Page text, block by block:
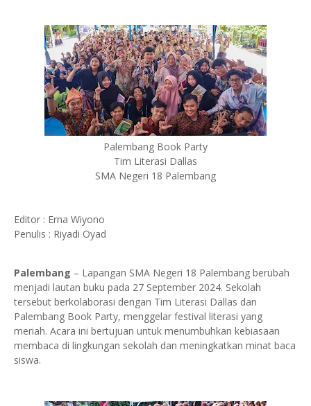
Palembang Book Party
Tim Literasi Dallas
SMA Negeri 18 Palembang
Editor : Erna Wiyono
Penulis : Riyadi Oyad
Palembang – Lapangan SMA Negeri 18 Palembang berubah
menjadi lautan buku pada 27 September 2024. Sekolah
tersebut berkolaborasi dengan Tim Literasi Dallas dan
Palembang Book Party, menggelar festival literasi yang
meriah. Acara ini bertujuan untuk menumbuhkan kebiasaan
membaca di lingkungan sekolah dan meningkatkan minat baca
siswa.